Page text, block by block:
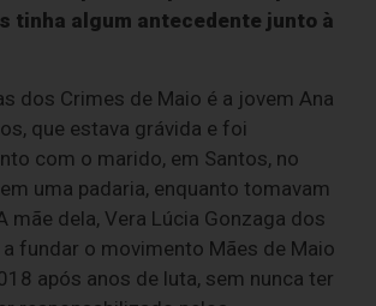
tinha algum antecedente junto à
dos Crimes de Maio é a jovem Ana
que estava grávida e foi
com o marido, em Santos, no
uma padaria, enquanto tomavam
mãe dela, Vera Lúcia Gonzaga dos
fundar o movimento Mães de Maio
após anos de luta, sem nunca ter